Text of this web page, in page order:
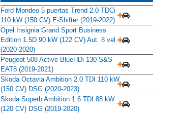
Ford Mondeo 5 puertas Trend 2.0 TDCi
110 kW (150 CV) E-Shifter (2019-2022)
Opel Insignia Grand Sport Business
Edition 1.5D 90 kW (122 CV) Aut. 8 vel.
(2020-2020)
Peugeot 508 Active BlueHDi 130 S&S
EAT8 (2019-2021)
Skoda Octavia Ambition 2.0 TDI 110 kW
(150 CV) DSG (2020-2023)
Skoda Superb Ambition 1.6 TDI 88 kW
(120 CV) DSG (2019-2020)